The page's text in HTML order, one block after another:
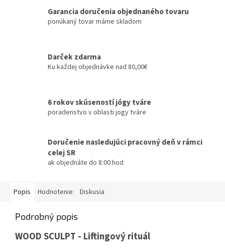
Garancia doručenia objednaného tovaru
ponúkaný tovar máme skladom
Darček zdarma
Ku každej objednávke nad 80,00€
6 rokov skúseností jógy tváre
poradenstvo v oblasti jogy tváre
Doručenie nasledujúci pracovný deň v rámci
celej SR
ak objednáte do 8:00 hod
Popis Hodnotenie Diskusia
Podrobný popis
WOOD SCULPT - Liftingový rituál